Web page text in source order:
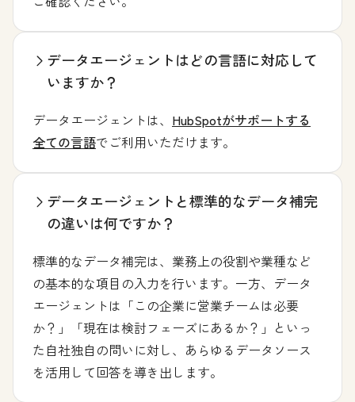
データエージェントはどの言語に対応して
いますか？
データエージェントは、 HubSpotがサポートする
全ての言語でご利用いただけます。
データエージェントと標準的なデータ補完
の違いは何ですか？
標準的なデータ補完は、業務上の役割や業種など
の基本的な項目の入力を行います。一方、データ
エージェントは「この企業に営業チームは必要
か？」「現在は検討フェーズにあるか？」といっ
た自社独自の問いに対し、あらゆるデータソース
を活用して回答を導き出します。